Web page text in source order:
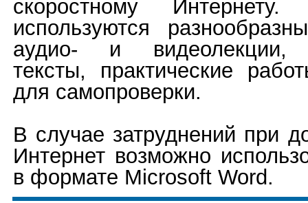
скоростному
используются
аудио- и видеолекции,
тексты, практические
для самопроверки.
В случае затруднений при
Интернет возможно
в формате Microsoft Word.